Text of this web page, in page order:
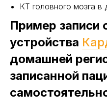
КТ головного мозга в
Пример записи
устройства
домашней
записанной